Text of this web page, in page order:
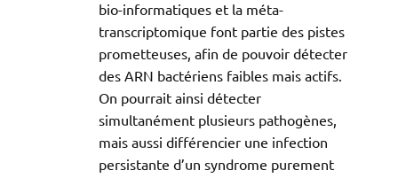
bio-informatiques et la méta-
transcriptomique font partie des pistes
prometteuses, afin de pouvoir détecter
des ARN bactériens faibles mais actifs.
On pourrait ainsi détecter
simultanément plusieurs pathogènes,
mais aussi différencier une infection
persistante d’un syndrome purement